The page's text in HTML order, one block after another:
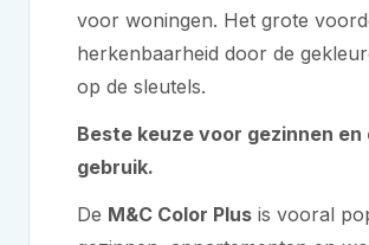
voor woningen. Het grote
herkenbaarheid door de
op de sleutels.
Beste keuze voor gezinnen en
gebruik.
De M&C Color Plus is vooral